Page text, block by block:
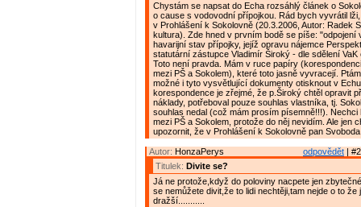
Chystám se napsat do Echa rozsáhlý článek o
o cause s vodovodní přípojkou. Rád bych vyvrátil
v Prohlášení k Sokolovně (20.3.2006, Autor: Radek
kultura). Zde hned v prvním bodě se píše: "odpojení
havarijní stav přípojky, jejíž opravu nájemce
statutární zástupce Vladimír Široký - dle sdělení VaK
Toto není pravda. Mám v ruce papíry
mezi PŠ a Sokolem), které toto jasně vyvracejí.
možné i tyto vysvětlující dokumenty otisknout v
korespondence je zřejmé, že p.Široký chtěl opravit
náklady, potřeboval pouze souhlas vlastníka, tj.
souhlas nedal (což mám prosím písemně!!!). Nechci
mezi PŠ a Sokolem, protože do něj nevidím. Ale jen
upozornit, že v Prohlášení k Sokolovně pan
odpovědět |
Autor: HonzaPerys
Titulek: Divite se?
Já ne protože,když do poloviny nacpete jen
se nemůžete divit,že to lidi nechtěji,tam nejde o to že
dražší...........